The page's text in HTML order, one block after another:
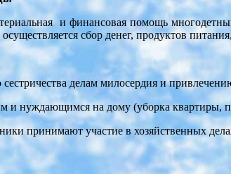
и финансовая помощь
сбор денег, продуктов
делам милосердия и
и нуждающимся на дому (уборка квартиры,
принимают участие в хозяйственных